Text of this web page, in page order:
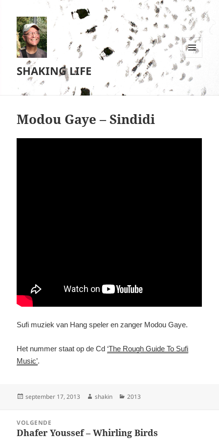
SHAKING LIFE
MENU
WIDGETS
Modou Gaye – Sindidi
Sufi muziek van Hang speler en zanger Modou Gaye.
Het nummer staat op de Cd ‘The Rough Guide To Sufi
Music’.
Geplaatst
september 17, 2013 Auteur
shakin Categorieën
2013
navigatieVOLGENDE
Volgend
Dhafer Youssef – Whirling Birds